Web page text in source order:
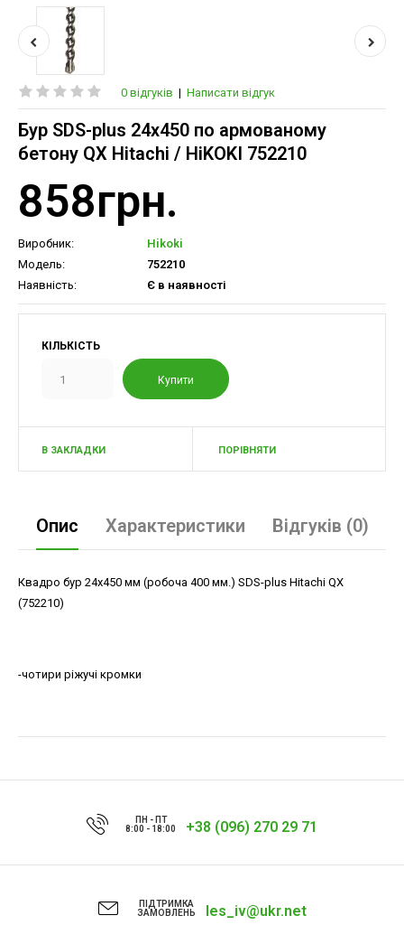
0 відгуків | Написати відгук
Бур SDS-plus 24х450 по армованому
бетону QX Hitachi / HiKOKI 752210
858грн.
Виробник:
Hikoki
Модель:
752210
Наявність:
Є в наявності
КІЛЬКІСТЬ
В ЗАКЛАДКИ ПОРІВНЯТИ
Опис Характеристики Відгуків (0)
Квадро бур 24х450 мм (робоча 400 мм.) SDS-plus Hitachi QX
(752210)
-чотири ріжучі кромки
ПН - ПТ
8:00 - 18:00
+38 (096) 270 29 71
ПІДТРИМКА
ЗАМОВЛЕНЬ
les_iv@ukr.net